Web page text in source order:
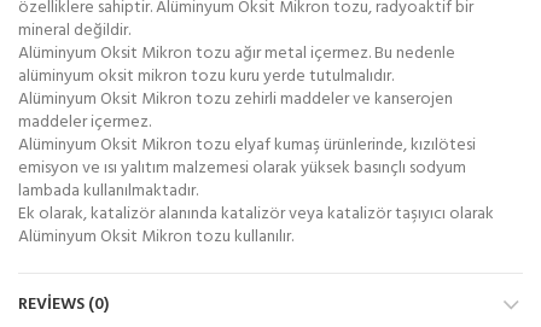
özelliklere sahiptir. Alüminyum Oksit Mikron tozu, radyoaktif bir
mineral değildir.
Alüminyum Oksit Mikron tozu ağır metal içermez. Bu nedenle
alüminyum oksit mikron tozu kuru yerde tutulmalıdır.
Alüminyum Oksit Mikron tozu zehirli maddeler ve kanserojen
maddeler içermez.
Alüminyum Oksit Mikron tozu elyaf kumaş ürünlerinde, kızılötesi
emisyon ve ısı yalıtım malzemesi olarak yüksek basınçlı sodyum
lambada kullanılmaktadır.
Ek olarak, katalizör alanında katalizör veya katalizör taşıyıcı olarak
Alüminyum Oksit Mikron tozu kullanılır.
REVIEWS (0)